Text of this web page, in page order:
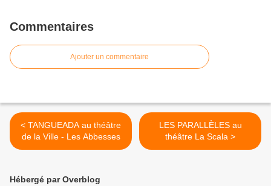
Commentaires
Ajouter un commentaire
< TANGUEADA au théâtre
de la Ville - Les Abbesses
LES PARALLÈLES au
théâtre La Scala >
Hébergé par Overblog